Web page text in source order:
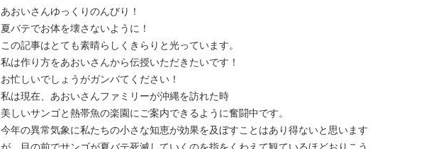
あおいさんゆっくりのんびり！
夏バテでお体を壊さないように！
この記事はとても素晴らしくきらりと光っています。
私は作り方をあおいさんから伝授いただきたいです！
お忙しいでしょうがガンバてください！
私は現在、あおいさんファミリーが沖縄を訪れた時
美しいサンゴと熱帯魚の楽園にご案内できるように奮闘中です。
今年の異常気象に私たちの小さな知恵が効果を及ぼすことはあり得ないと思います
が、目の前でサンゴが夏バテ死滅していくのを指をくわえて観ているほどおりこう